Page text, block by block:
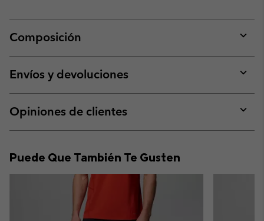
Composición
or
Envíos y devoluciones
or
Opiniones de clientes
or
Puede Que También Te Gusten